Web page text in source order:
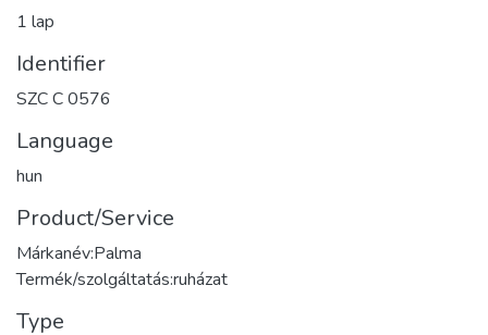
1 lap
Identifier
SZC C 0576
Language
hun
Product/Service
Márkanév:Palma
Termék/szolgáltatás:ruházat
Type